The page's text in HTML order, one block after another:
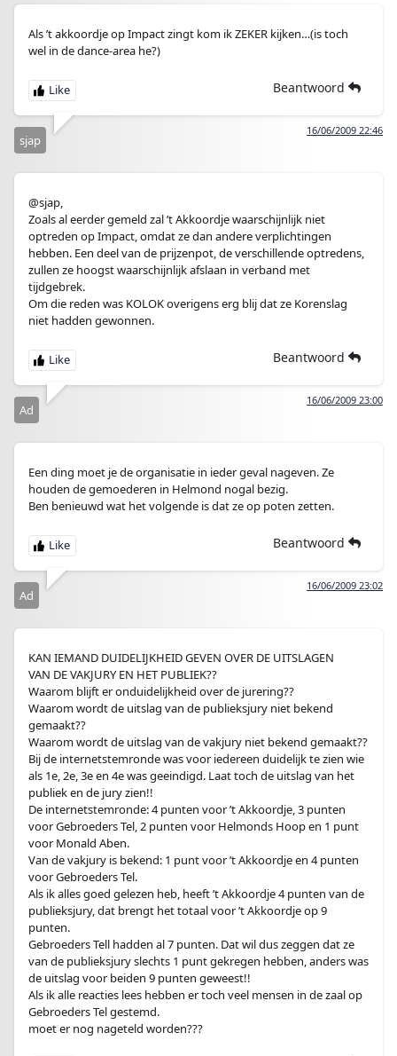
Als ’t akkoordje op Impact zingt kom ik ZEKER kijken…(is toch
wel in de dance-area he?)
Beantwoord
16/06/2009 22:46
sjap
@sjap,
Zoals al eerder gemeld zal ’t Akkoordje waarschijnlijk niet
optreden op Impact, omdat ze dan andere verplichtingen
hebben. Een deel van de prijzenpot, de verschillende optredens,
zullen ze hoogst waarschijnlijk afslaan in verband met
tijdgebrek.
Om die reden was KOLOK overigens erg blij dat ze Korenslag
niet hadden gewonnen.
Beantwoord
16/06/2009 23:00
Ad
Een ding moet je de organisatie in ieder geval nageven. Ze
houden de gemoederen in Helmond nogal bezig.
Ben benieuwd wat het volgende is dat ze op poten zetten.
Beantwoord
16/06/2009 23:02
Ad
KAN IEMAND DUIDELIJKHEID GEVEN OVER DE UITSLAGEN
VAN DE VAKJURY EN HET PUBLIEK??
Waarom blijft er onduidelijkheid over de jurering??
Waarom wordt de uitslag van de publieksjury niet bekend
gemaakt??
Waarom wordt de uitslag van de vakjury niet bekend gemaakt??
Bij de internetstemronde was voor iedereen duidelijk te zien wie
als 1e, 2e, 3e en 4e was geeindigd. Laat toch de uitslag van het
publiek en de jury zien!!
De internetstemronde: 4 punten voor ’t Akkoordje, 3 punten
voor Gebroeders Tel, 2 punten voor Helmonds Hoop en 1 punt
voor Monald Aben.
Van de vakjury is bekend: 1 punt voor ’t Akkoordje en 4 punten
voor Gebroeders Tel.
Als ik alles goed gelezen heb, heeft ’t Akkoordje 4 punten van de
publieksjury, dat brengt het totaal voor ’t Akkoordje op 9
punten.
Gebroeders Tell hadden al 7 punten. Dat wil dus zeggen dat ze
van de publieksjury slechts 1 punt gekregen hebben, anders was
de uitslag voor beiden 9 punten geweest!!
Als ik alle reacties lees hebben er toch veel mensen in de zaal op
Gebroeders Tel gestemd.
moet er nog nageteld worden???